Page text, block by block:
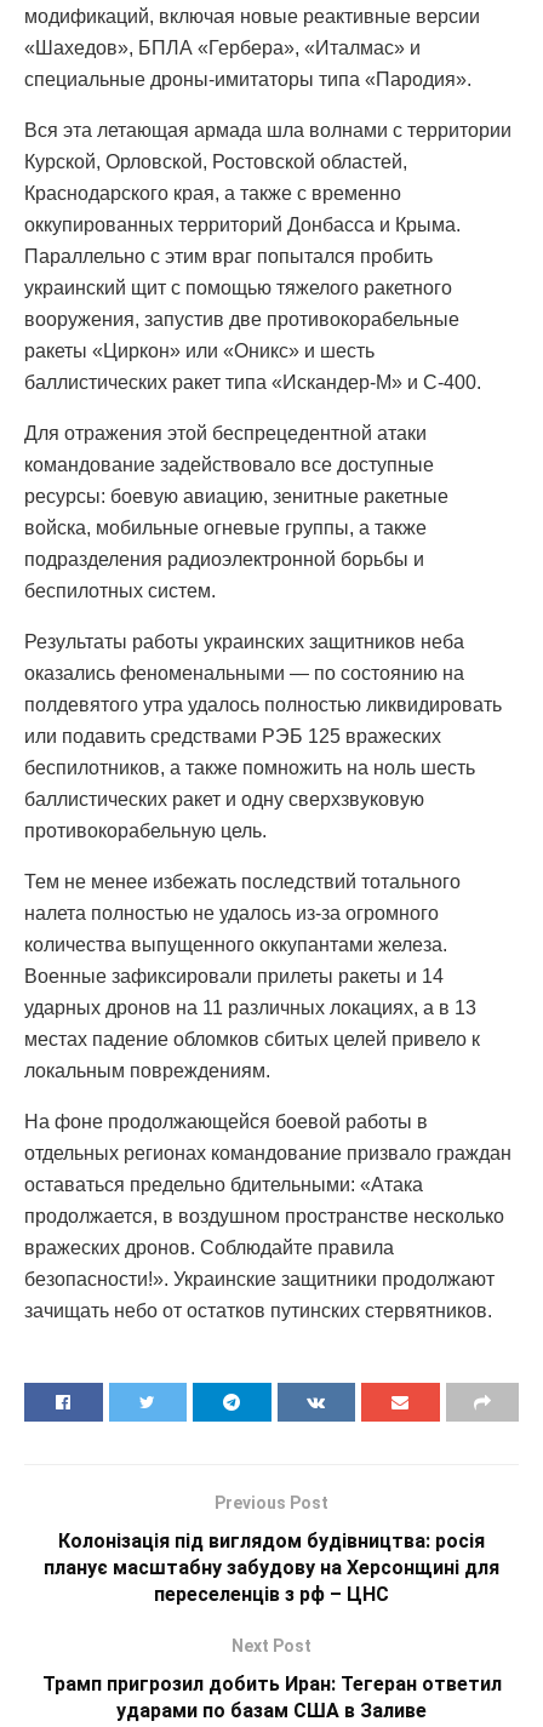
модификаций, включая новые реактивные версии
«Шахедов», БПЛА «Гербера», «Италмас» и
специальные дроны-имитаторы типа «Пародия».
Вся эта летающая армада шла волнами с территории
Курской, Орловской, Ростовской областей,
Краснодарского края, а также с временно
оккупированных территорий Донбасса и Крыма.
Параллельно с этим враг попытался пробить
украинский щит с помощью тяжелого ракетного
вооружения, запустив две противокорабельные
ракеты «Циркон» или «Оникс» и шесть
баллистических ракет типа «Искандер-М» и С-400.
Для отражения этой беспрецедентной атаки
командование задействовало все доступные
ресурсы: боевую авиацию, зенитные ракетные
войска, мобильные огневые группы, а также
подразделения радиоэлектронной борьбы и
беспилотных систем.
Результаты работы украинских защитников неба
оказались феноменальными — по состоянию на
полдевятого утра удалось полностью ликвидировать
или подавить средствами РЭБ 125 вражеских
беспилотников, а также помножить на ноль шесть
баллистических ракет и одну сверхзвуковую
противокорабельную цель.
Тем не менее избежать последствий тотального
налета полностью не удалось из-за огромного
количества выпущенного оккупантами железа.
Военные зафиксировали прилеты ракеты и 14
ударных дронов на 11 различных локациях, а в 13
местах падение обломков сбитых целей привело к
локальным повреждениям.
На фоне продолжающейся боевой работы в
отдельных регионах командование призвало граждан
оставаться предельно бдительными: «Атака
продолжается, в воздушном пространстве несколько
вражеских дронов. Соблюдайте правила
безопасности!». Украинские защитники продолжают
зачищать небо от остатков путинских стервятников.
Previous Post
Колонізація під виглядом будівництва: росія
планує масштабну забудову на Херсонщині для
переселенців з рф – ЦНС
Next Post
Трамп пригрозил добить Иран: Тегеран ответил
ударами по базам США в Заливе